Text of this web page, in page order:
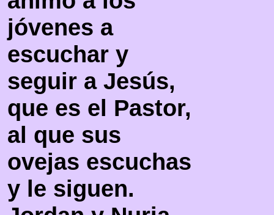
jóvenes a
escuchar y
seguir a Jesús,
que es el Pastor,
al que sus
ovejas escuchas
y le siguen.